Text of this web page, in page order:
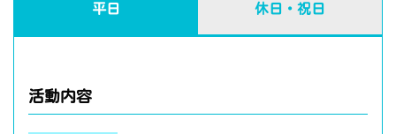
平日 休日・祝日
活動内容